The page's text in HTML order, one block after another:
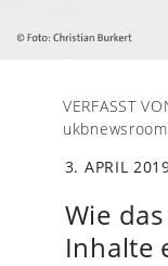
VERFASST
ukbnewsroom
3. APRIL
Wie
Inhalte